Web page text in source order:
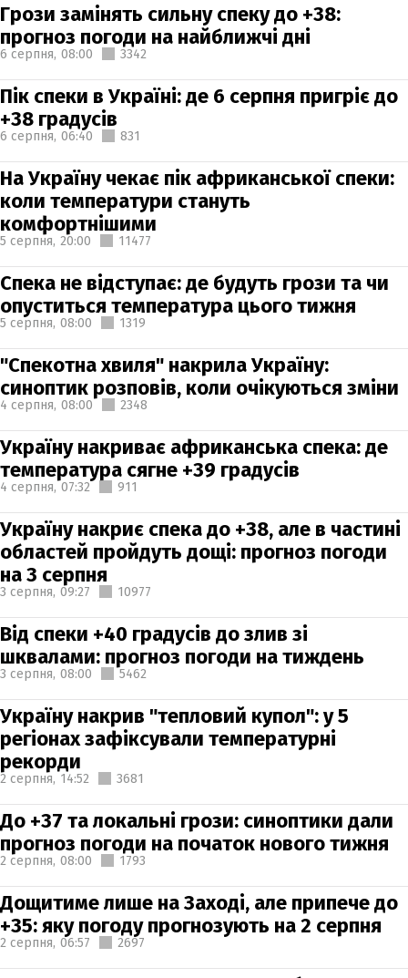
Грози замінять сильну спеку до +38:
прогноз погоди на найближчі дні
6 серпня, 08:00 3342
Пік спеки в Україні: де 6 серпня пригріє до
+38 градусів
6 серпня, 06:40 831
На Україну чекає пік африканської спеки:
коли температури стануть
комфортнішими
5 серпня, 20:00 11477
Спека не відступає: де будуть грози та чи
опуститься температура цього тижня
5 серпня, 08:00 1319
"Спекотна хвиля" накрила Україну:
синоптик розповів, коли очікуються зміни
4 серпня, 08:00 2348
Україну накриває африканська спека: де
температура сягне +39 градусів
4 серпня, 07:32 911
Україну накриє спека до +38, але в частині
областей пройдуть дощі: прогноз погоди
на 3 серпня
3 серпня, 09:27 10977
Від спеки +40 градусів до злив зі
шквалами: прогноз погоди на тиждень
3 серпня, 08:00 5462
Україну накрив "тепловий купол": у 5
регіонах зафіксували температурні
рекорди
2 серпня, 14:52 3681
До +37 та локальні грози: синоптики дали
прогноз погоди на початок нового тижня
2 серпня, 08:00 1793
Дощитиме лише на Заході, але припече до
+35: яку погоду прогнозують на 2 серпня
2 серпня, 06:57 2697